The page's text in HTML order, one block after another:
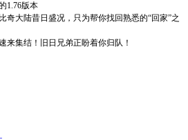
1.76版本
奇大陆昔日盛况，只为帮你找回熟悉的“回家”之
来集结！旧日兄弟正盼着你归队！